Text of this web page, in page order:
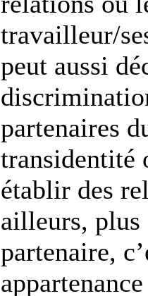
travailleur/
peut aussi
partenaires
transidentité
établir des
ailleurs, plus
partenaire,